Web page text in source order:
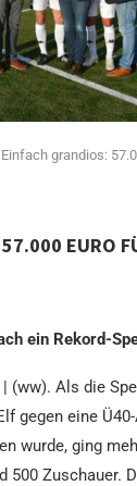
Einfach grandios:
EURO
ein Rekord-
(ww). Als die
gegen eine
wurde, ging
500 Zuschauer.